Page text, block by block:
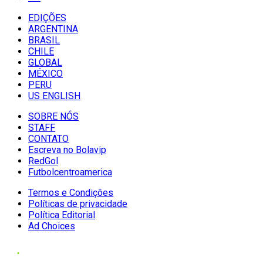
EDIÇÕES
ARGENTINA
BRASIL
CHILE
GLOBAL
MÉXICO
PERU
US ENGLISH
SOBRE NÓS
STAFF
CONTATO
Escreva no Bolavip
RedGol
Futbolcentroamerica
Termos e Condições
Políticas de privacidade
Política Editorial
Ad Choices